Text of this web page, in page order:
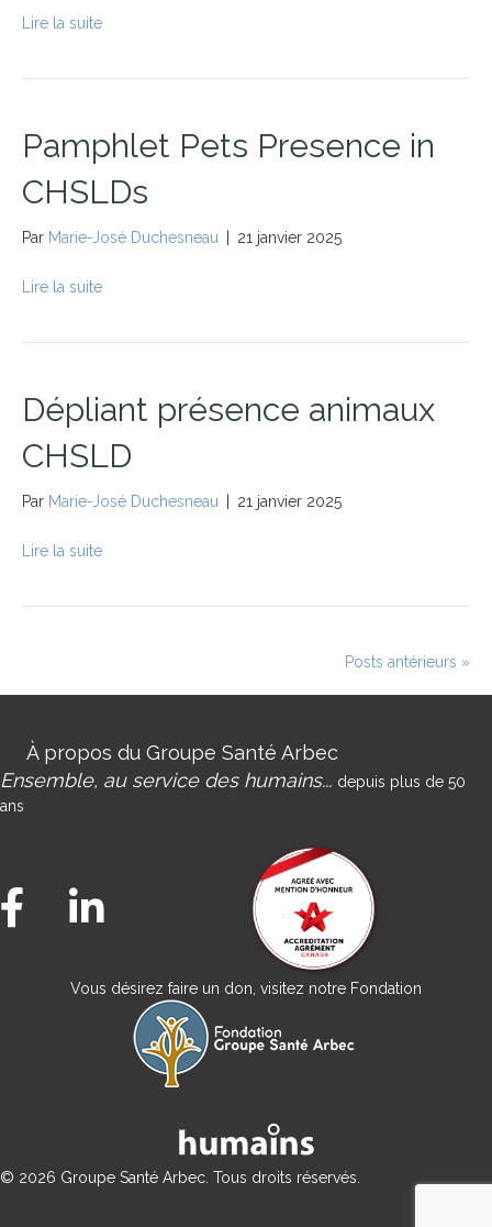
Lire la suite
Pamphlet Pets Presence in
CHSLDs
Par Marie-José Duchesneau 21 janvier 2025
Lire la suite
Dépliant présence animaux
CHSLD
Par Marie-José Duchesneau 21 janvier 2025
Lire la suite
Posts antérieurs »
À propos du Groupe Santé Arbec
Ensemble, au service des humains... depuis plus de 50
ans
Facebook Groupe Santé Arbec
LinkedIn Groupe Santé Arbec
Vous désirez faire un don, visitez notre Fondation
© 2026 Groupe Santé Arbec. Tous droits réservés.